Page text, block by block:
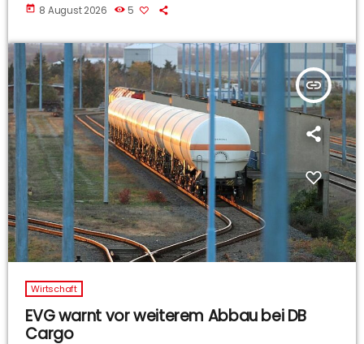
today 8 August 2026 5
insert_link
Wirtschaft
EVG warnt vor weiterem Abbau bei DB
Cargo